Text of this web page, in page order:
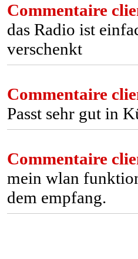
Commentaire
das Radio ist
verschenkt
Commentaire
Passt sehr gut in
Commentaire
mein wlan
dem empfang.